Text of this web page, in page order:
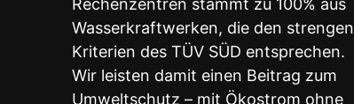
Rechenzentren stammt zu 100% aus
Wasserkraftwerken, die den strengen
Kriterien des TÜV SÜD entsprechen.
Wir leisten damit einen Beitrag zum
Umweltschutz – mit Ökostrom ohne